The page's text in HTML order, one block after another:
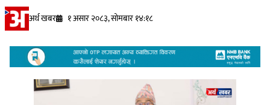
अर्थ खबर १ असार २०८३, सोमबार १४:१८